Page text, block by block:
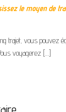
le moyen de
trajet, vous pouvez
voyagerez […]